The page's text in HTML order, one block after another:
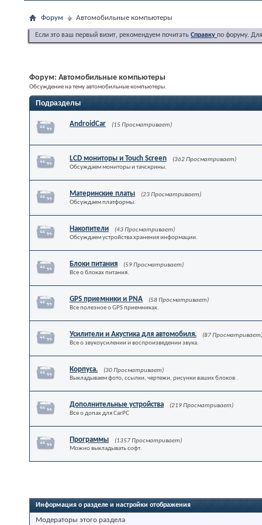
Форум Автомобильные компьютеры
Если это ваш первый визит, рекомендуем почитать Справку по форуму.
Форум: Автомобильные компьютеры
Обсуждение на тему автомобильные компьютеры.
Подразделы
AndroidCar (15 Просматривает)
LCD мониторы и Touch Screen
(362 Просматривает)
Обсуждаем мониторы и тачскрины.
Материнские платы
(23 Просматривает)
Обсуждаем платформы.
Накопители
(43 Просматривает)
Обсуждаем устройства хранения информации.
Блоки питания
(59 Просматривает)
Все о блоках питания.
GPS приемники и PNA
(58 Просматривает)
Все полезное о GPS приемниках.
Усилители и Акустика для автомобиля.
(87 Просматривает)
Все о звукоусилении и воспроизведении звука.
Корпуса.
(30 Просматривает)
Выкладываем фото, ссылки, чертежи, рисунки ваших блоков .
Дополнительные устройства
(219 Просматривает)
Все о допах для CarPC
Программы
(1357 Просматривает)
Можно выкладывать софт.
Информация о разделе и настройки отображения
Модераторы этого раздела